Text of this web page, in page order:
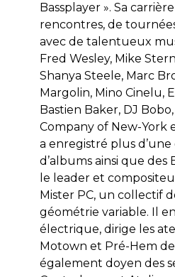
Bassplayer ». Sa
rencontres, de
avec de talentueux
Fred Wesley, Mike
Shanya Steele, Marc
Margolin, Mino Cinelu,
Bastien Baker, DJ
Company of New-York
a enregistré plus
d’albums ainsi que des
le leader et
Mister PC, un collectif
géométrie variable. Il
électrique, dirige les
Motown et Pré-Hem de
également doyen des